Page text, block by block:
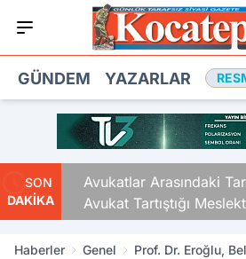
GÜNDEM YAZARLAR
SON
DAKİKA
Avukatlar Arasındaki
Avukat Tartıştığı
Vurdu
Haberler Genel
Prof. Dr. Eroğlu,